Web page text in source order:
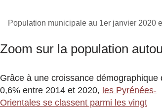
Population municipale au 1er janvier 2020
Zoom sur la population
Grâce à une croissance démographique
0,6% entre 2014 et 2020, les Pyrénées-
Orientales se classent parmi les vingt